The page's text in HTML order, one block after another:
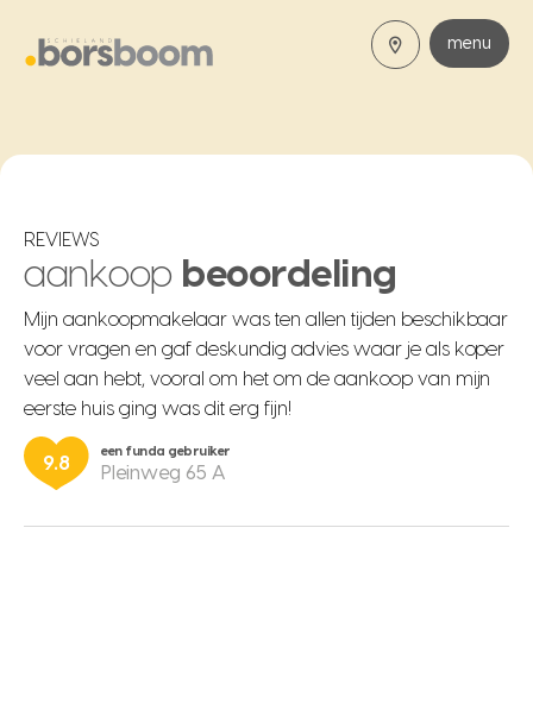
menu
REVIEWS
aankoop beoordeling
Mijn aankoopmakelaar was ten allen tijden beschikbaar
voor vragen en gaf deskundig advies waar je als koper
veel aan hebt, vooral om het om de aankoop van mijn
eerste huis ging was dit erg fijn!
9.8
een funda gebruiker
Pleinweg 65 A